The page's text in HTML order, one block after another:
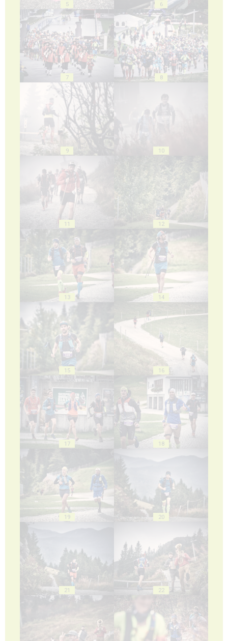
5 6
7 8
9 10
11 12
13 14
15 16
17 18
19 20
21 22